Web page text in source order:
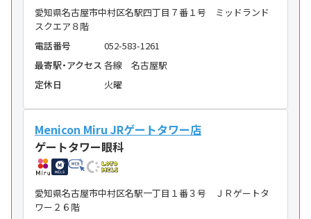
愛知県名古屋市中村区名駅四丁目７番１号 ミッドランド
スクエア８階
電話番号
052-583-1261
最寄駅・アクセス 各線 名古屋駅
定休日
火曜
Menicon Miru JRゲートタワー店
ゲートタワー眼科
愛知県名古屋市中村区名駅一丁目１番３号 ＪＲゲートタ
ワー２６階